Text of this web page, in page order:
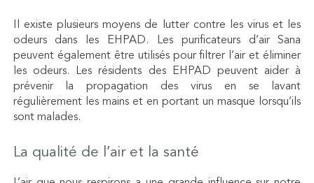
Il existe plusieurs moyens de lutter contre les virus et les
odeurs dans les EHPAD. Les purificateurs d’air Sana
peuvent également être utilisés pour filtrer l’air et éliminer
les odeurs. Les résidents des EHPAD peuvent aider à
prévenir la propagation des virus en se lavant
régulièrement les mains et en portant un masque lorsqu’ils
sont malades.
La qualité de l’air et la santé